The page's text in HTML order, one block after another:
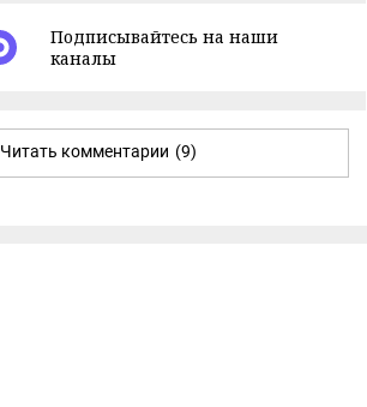
Подписывайтесь на наши
каналы
Читать комментарии (9)